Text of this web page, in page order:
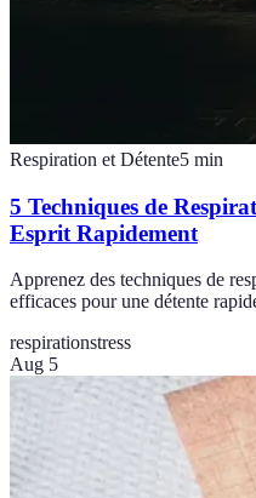
Respiration et Détente5 min
5 Techniques de
Esprit Rapidement
Apprenez des techniques de
efficaces pour une détente
respirationstress
Aug 5